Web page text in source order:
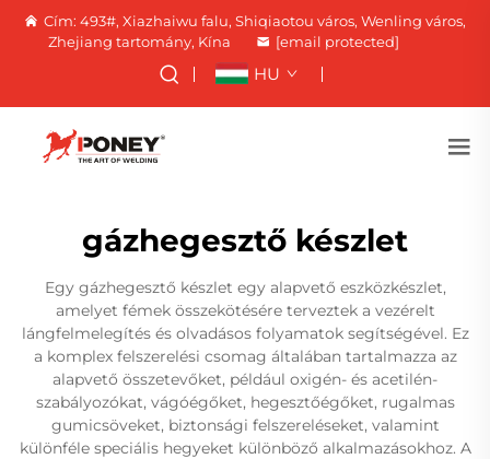
Cím: 493#, Xiazhaiwu falu, Shiqiaotou város, Wenling város,
Zhejiang tartomány, Kína
[email protected]
HU
gázhegesztő készlet
Egy gázhegesztő készlet egy alapvető eszközkészlet,
amelyet fémek összekötésére terveztek a vezérelt
lángfelmelegítés és olvadásos folyamatok segítségével. Ez
a komplex felszerelési csomag általában tartalmazza az
alapvető összetevőket, például oxigén- és acetilén-
szabályozókat, vágóégőket, hegesztőégőket, rugalmas
gumicsöveket, biztonsági felszereléseket, valamint
különféle speciális hegyeket különböző alkalmazásokhoz. A